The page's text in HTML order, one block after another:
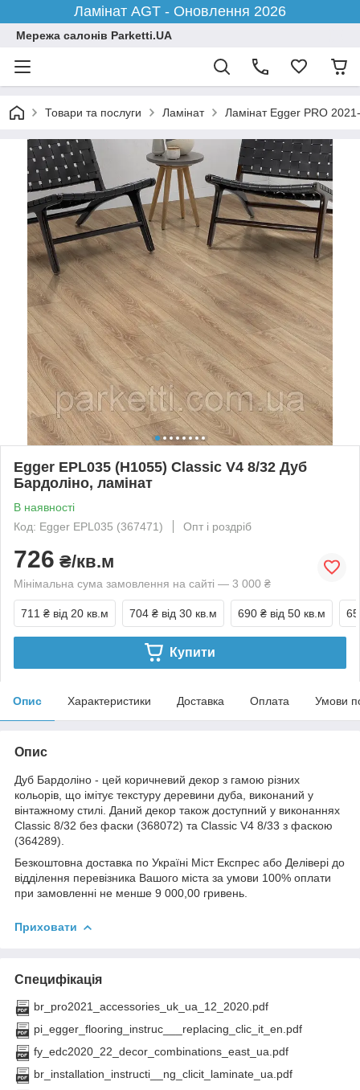
Ламінат AGT - Оновлення 2026
Мережа салонів Parketti.UA
Товари та послуги Ламінат Ламінат Egger PRO
Egger EPL035 (H1055) Classic V4 8/32 Дуб
Бардоліно, ламінат
В наявності
Код: Egger EPL035 (367471)
Опт і роздріб
726 ₴/кв.м
Мінімальна сума замовлення на сайті — 3 000 ₴
711 ₴ від 20 кв.м 704 ₴ від 30 кв.м 690 ₴ від 50 кв.м
Купити
Опис Характеристики Доставка Оплата Умови
Опис
Дуб Бардоліно - цей коричневий декор з гамою різних
кольорів, що імітує текстуру деревини дуба, виконаний у
вінтажному стилі. Даний декор також доступний у виконаннях
Classic 8/32 без фаски (368072) та Classic V4 8/33 з фаскою
(364289).
Безкоштовна доставка по Україні Міст Експрес або Делівері до
відділення перевізника Вашого міста за умови 100% оплати
при замовленні не менше 9 000,00 гривень.
Приховати
Специфікація
br_pro2021_accessories_uk_ua_12_2020.pdf
pi_egger_flooring_instruc___replacing_clic_it_en.pdf
fy_edc2020_22_decor_combinations_east_ua.pdf
br_installation_instructi__ng_clicit_laminate_ua.pdf